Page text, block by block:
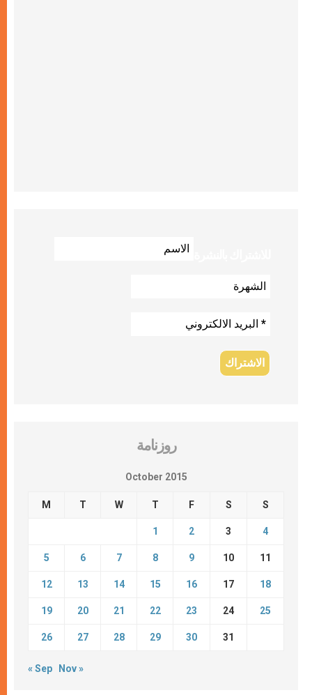
روزنامة
October 2015
M T W T F S S
1 2 3 4
5 6 7 8 9 10 11
12 13 14 15 16 17 18
19 20 21 22 23 24 25
26 27 28 29 30 31
« Sep Nov »